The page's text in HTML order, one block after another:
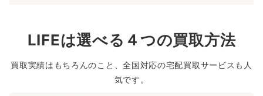
LIFEは選べる４つの買取方法
買取実績はもちろんのこと、全国対応の宅配買取サービスも人
気です。